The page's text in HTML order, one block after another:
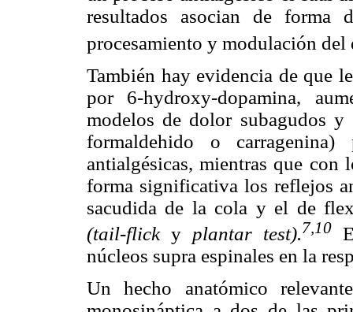
resultados asocian de
procesamiento y modulación
También hay evidencia de que
por 6-hydroxy-dopamina,
modelos de dolor subagudos
formaldehido o carragenina)
antialgésicas, mientras que
forma significativa los reflejos
sacudida de la cola y el de
(tail-flicky plantar test).7,10
núcleos supra espinales en la
Un hecho anatómico